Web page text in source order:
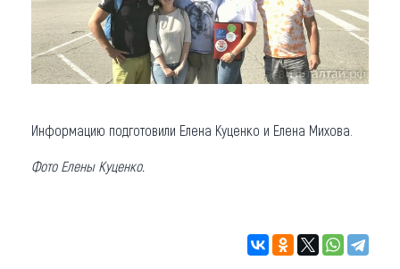
Информацию подготовили Елена Куценко и Елена Михова.
Фото Елены Куценко.